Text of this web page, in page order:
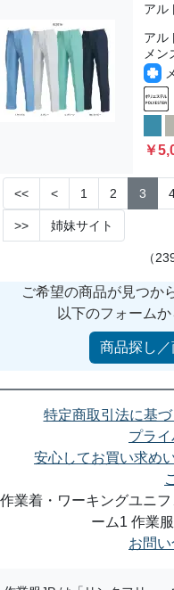
アル
アル
メン
￥
<< < 1 2 3
>> 姉妹サイト
（
ご希望の商品が見つか
以下のフォーム
商品探し
特定商取引法に基
プラ
安心してお買い求め
作業着・ワーキングユニ
ーム1 作業
お問